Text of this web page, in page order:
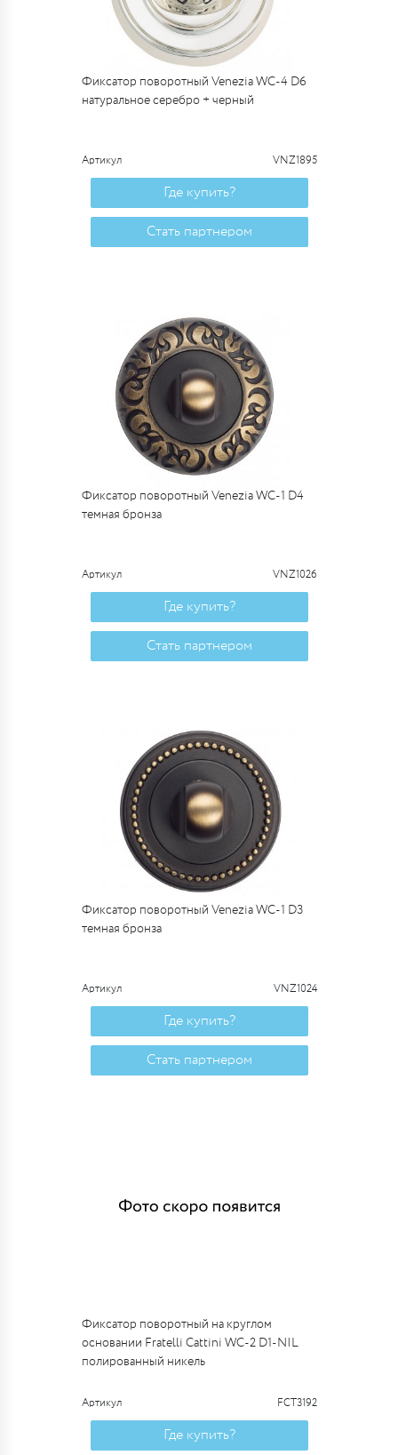
Фиксатор поворотный Venezia WC-4 D6
натуральное серебро + черный
Артикул VNZ1895
Где купить?
Стать партнером
Фиксатор поворотный Venezia WC-1 D4
темная бронза
Артикул VNZ1026
Где купить?
Стать партнером
Фиксатор поворотный Venezia WC-1 D3
темная бронза
Артикул VNZ1024
Где купить?
Стать партнером
Фиксатор поворотный на круглом
основании Fratelli Cattini WC-2 D1-NIL
полированный никель
Артикул FCT3192
Где купить?